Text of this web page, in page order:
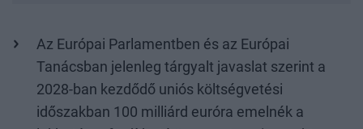
Az Európai Parlamentben és az Európai
Tanácsban jelenleg tárgyalt javaslat szerint a
2028-ban kezdődő uniós költségvetési
időszakban 100 milliárd euróra emelnék a